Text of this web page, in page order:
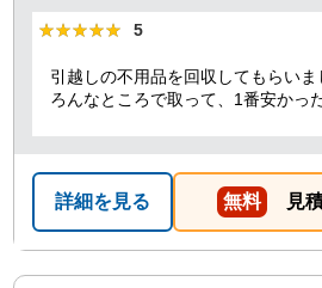
★★★★★
★★★★★ 5
引越しの不用品を回収してもらい
ろんなところで取って、1番安かっ
ですが、 対応や話し方も、丁寧で
詳細を見る 無料 見積